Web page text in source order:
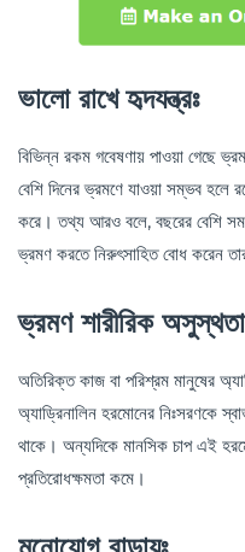
ভালো রাখে হৃদযন্ত্রঃ
বিভিন্ন রকম গবেষণায় পাওয়া গেছে
বেশি দিনের ভ্রমণে যাওয়া সম্ভব হলে
করে। তথ্য আরও বলে, বছরের বেশি
ভ্রমণ করতে নিরুৎসাহিত বোধ করেন
ভ্রমণ শারীরিক
অতিরিক্ত কাজ বা পরিশ্রম মানুষের
অ্যাড্রিনালিন হরমোনের নিঃসরণকে
থাকে। অন্যদিকে মানসিক চাপ এই
প্রতিরোধক্ষমতা কমে।